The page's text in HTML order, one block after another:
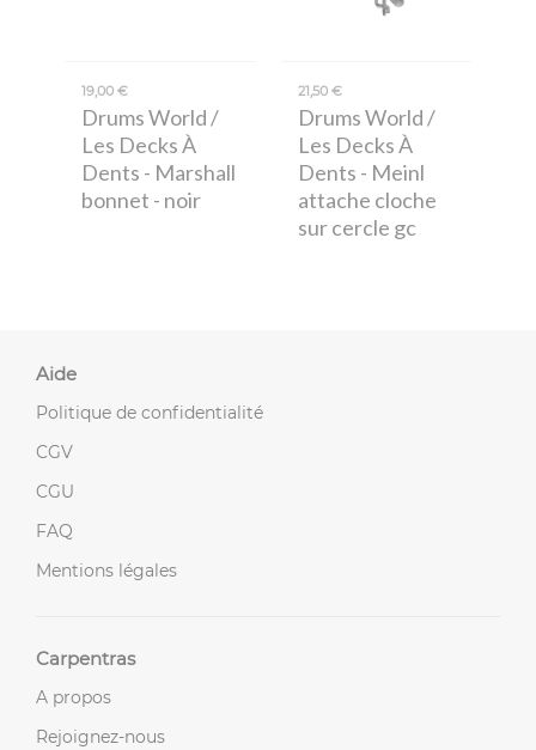
19,00 €
Drums World /
Les Decks À
Dents - Marshall
bonnet - noir
21,50 €
Drums World /
Les Decks À
Dents - Meinl
attache cloche
sur cercle gc
Aide
Politique de confidentialité
CGV
CGU
FAQ
Mentions légales
Carpentras
A propos
Rejoignez-nous